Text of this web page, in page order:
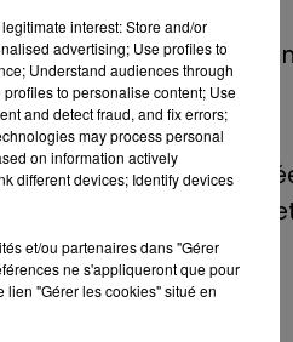
ravageur
sur son
8 mai 2022
Le rappeur
de E=M6
8 mai 2022
Aix :
danse et
interest: Store and/or
advertising; Use profiles to
Understand audiences through
to personalise content; Use
and detect fraud, and fix errors;
may process personal
on information actively
different devices; Identify devices
et/ou partenaires dans "Gérer
ne s'appliqueront que pour
lien "Gérer les cookies" situé en